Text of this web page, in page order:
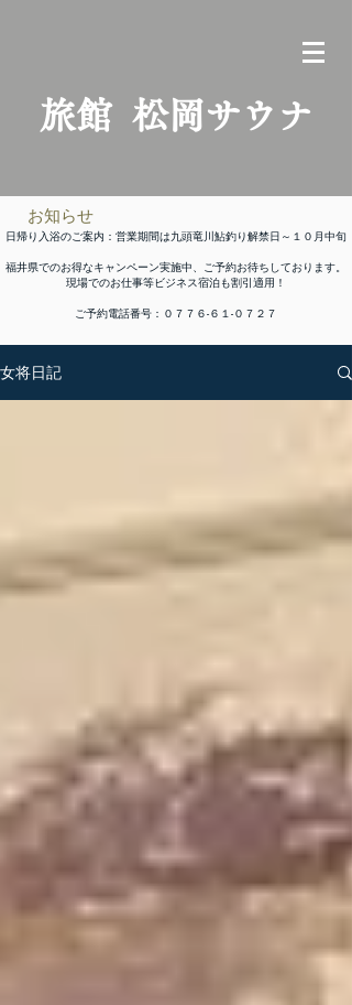
​旅館 松岡サウナ
​お知らせ
日帰り入浴のご案内：営業期間は九頭竜川鮎釣り解禁日～１０月中旬
福井県でのお得なキャンペーン実施中、ご予約お待ちしております。
​現場でのお仕事等ビジネス宿泊も割引適用！
​ご予約電話番号：０７７６-６１-０７２７
女将日記